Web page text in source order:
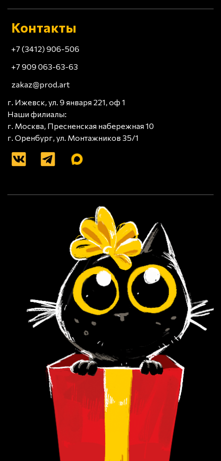
Контакты
+7 (3412) 906-506
+7 909 063-63-63
zakaz@prod.art
г. Ижевск, ул. 9 января 221, оф 1
Наши филиалы:
г. Москва, Пресненская набережная 10
г. Оренбург, ул. Монтажников 35/1